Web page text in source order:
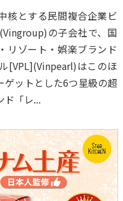
核とする民間複合企業ビ
の子会社で、国
リゾート・娯楽ブランド
[VPL](Vinpearl)はこのほ
ゲットとした6つ星級の超
ド「レ...